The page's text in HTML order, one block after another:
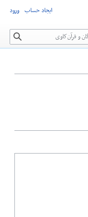
ایجاد حساب ورود